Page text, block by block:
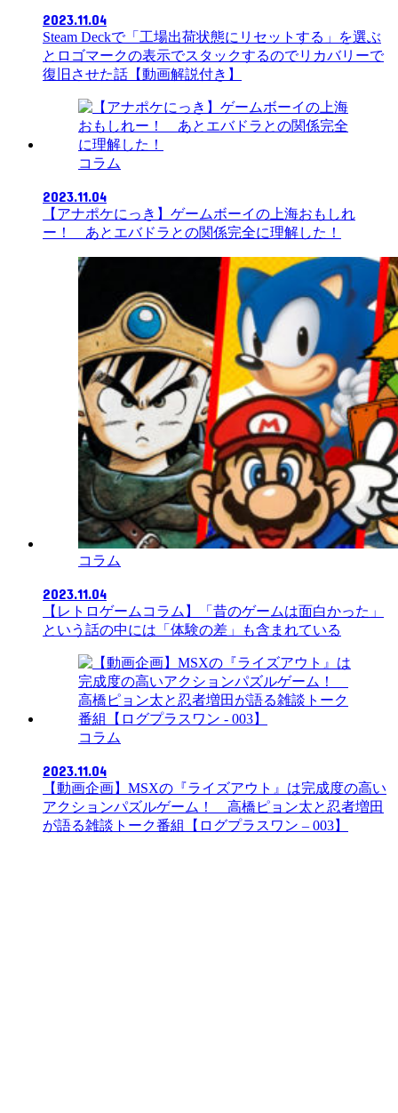
2023.11.04
Steam Deckで「工場出荷状態にリセットする」を選ぶ
とロゴマークの表示でスタックするのでリカバリーで
復旧させた話【動画解説付き】
コラム
2023.11.04
【アナポケにっき】ゲームボーイの上海おもしれ
ー！ あとエバドラとの関係完全に理解した！
コラム
2023.11.04
【レトロゲームコラム】「昔のゲームは面白かった」
という話の中には「体験の差」も含まれている
コラム
2023.11.04
【動画企画】MSXの『ライズアウト』は完成度の高い
アクションパズルゲーム！ 高橋ピョン太と忍者増田
が語る雑談トーク番組【ログプラスワン – 003】